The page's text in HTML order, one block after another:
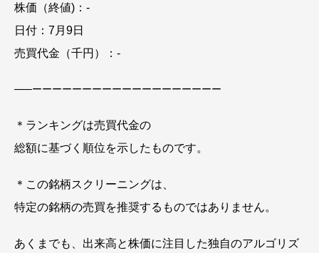
株価（終値)：-
日付：7月9日
売買代金（千円）：-
—–ーーーーーーーーーーーーーーーーーーー
＊ランキングは売買代金の
総額に基づく順位を示したものです。
＊この銘柄スクリーニングは、
特定の銘柄の売買を推奨するものではありません。
あくまでも、出来高と株価に注目した独自のアルゴリズ